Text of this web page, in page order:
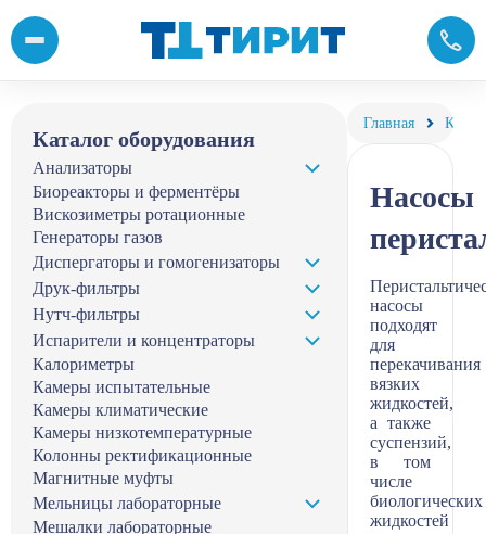
Каталог оборудования
Анализаторы
Биореакторы и ферментёры
Вискозиметры ротационные
Генераторы газов
Диспергаторы и гомогенизаторы
Друк-фильтры
Нутч-фильтры
Испарители и концентраторы
Калориметры
Камеры испытательные
Камеры климатические
Камеры низкотемпературные
Колонны ректификационные
Магнитные муфты
Мельницы лабораторные
Мешалки лабораторные
Главная
Насосы
насосы
подходят
для
перекачивания
вязких
жидкостей,
а также
суспензий,
в том
числе
биологических
жидкостей